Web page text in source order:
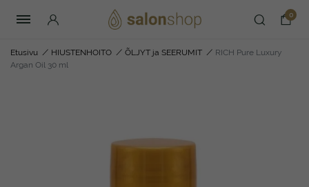
0
Etusivu / HIUSTENHOITO / ÕLJYT ja SEERUMIT / RICH Pure Luxury
Argan Oil 30 ml